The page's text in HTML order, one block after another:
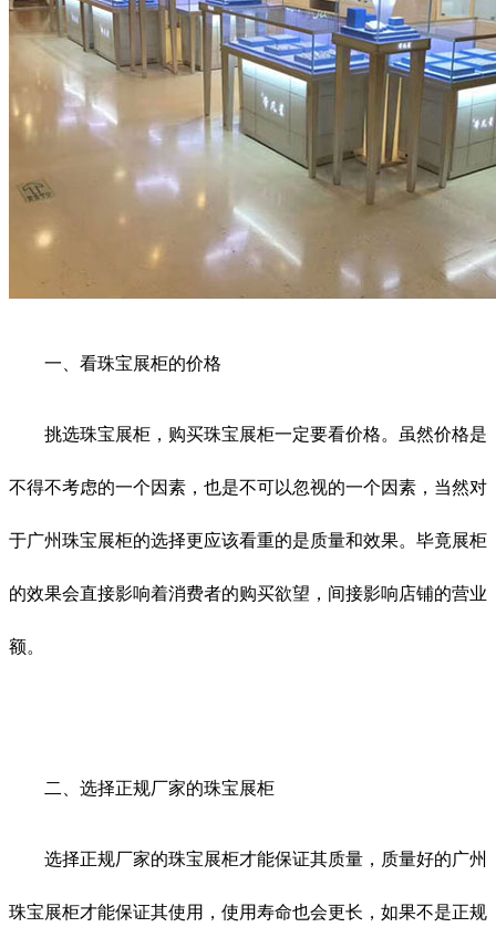
一、看珠宝展柜的价格
挑选珠宝展柜，购买珠宝展柜一定要看价格。虽然价格是
不得不考虑的一个因素，也是不可以忽视的一个因素，当然对
于广州珠宝展柜的选择更应该看重的是质量和效果。毕竟展柜
的效果会直接影响着消费者的购买欲望，间接影响店铺的营业
额。
二、选择正规厂家的珠宝展柜
选择正规厂家的珠宝展柜才能保证其质量，质量好的广州
珠宝展柜才能保证其使用，使用寿命也会更长，如果不是正规